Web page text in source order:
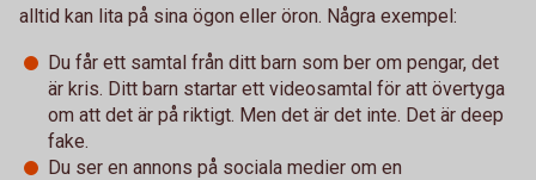
alltid kan lita på sina ögon eller öron. Några exempel:
Du får ett samtal från ditt barn som ber om pengar, det
är kris. Ditt barn startar ett videosamtal för att övertyga
om att det är på riktigt. Men det är det inte. Det är deep
fake.
Du ser en annons på sociala medier om en